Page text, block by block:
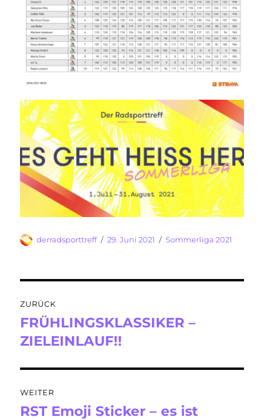
Autor
derradsporttreff
Veröffentlicht
29. Juni 2021 Kategorien
Sommerliga 2021
ZURÜCK
Vorheriger
Beitrag:
FRÜHLINGSKLASSIKER –
ZIELEINLAUF!!
WEITER
Nächster
RST Emoji Sticker – es ist